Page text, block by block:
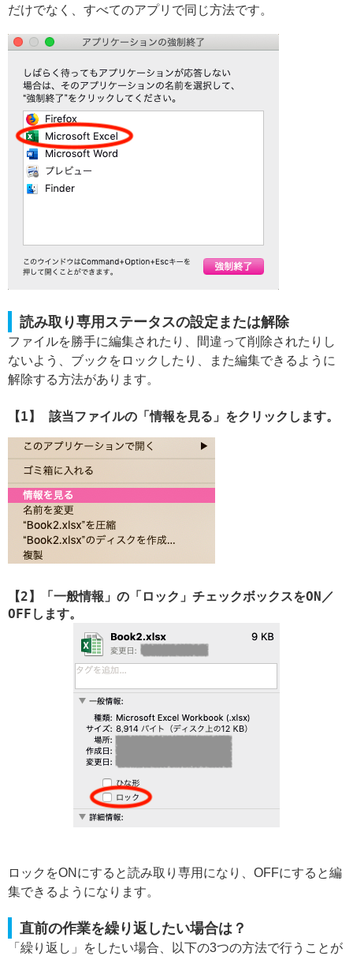
だけでなく、すべてのアプリで同じ方法です。
読み取り専用ステータスの設定または解除
ファイルを勝手に編集されたり、間違って削除されたりし
ないよう、ブックをロックしたり、また編集できるように
解除する方法があります。
【1】 該当ファイルの「情報を見る」をクリックします。
【2】「一般情報」の「ロック」チェックボックスをON／
OFFします。
ロックをONにすると読み取り専用になり、OFFにすると編
集できるようになります。
直前の作業を繰り返したい場合は？
「繰り返し」をしたい場合、以下の3つの方法で行うことが